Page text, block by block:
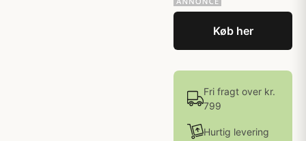
Køb her
Fri fragt over kr.
799
Hurtig levering